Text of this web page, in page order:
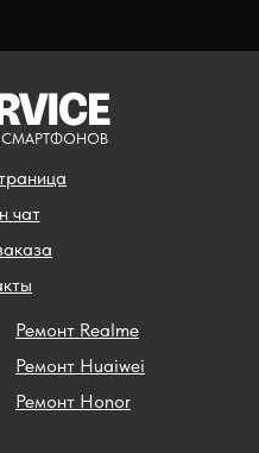
Ремонт Realme
Ремонт Huaiwei
Ремонт Honor
чат
СМАРТФОНОВ